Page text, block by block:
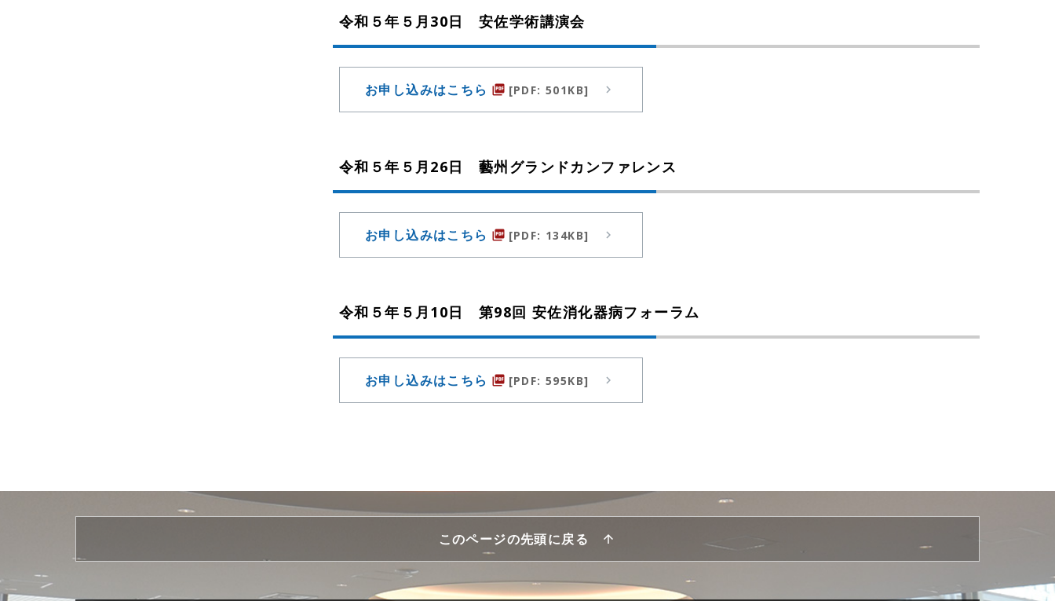
令和５年５月30日 安佐学術講演会
お申し込みはこちら picture_as_pdf [PDF: 501KB]
令和５年５月26日 藝州グランドカンファレンス
お申し込みはこちら picture_as_pdf [PDF: 134KB]
令和５年５月10日 第98回 安佐消化器病フォーラム
お申し込みはこちら picture_as_pdf [PDF: 595KB]
このページの先頭に戻る